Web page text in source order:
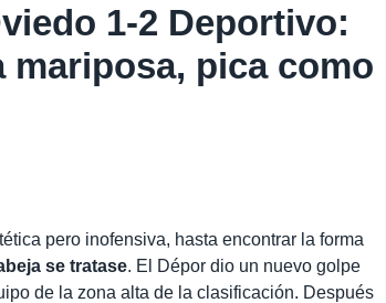
1-2 Deportivo:
mariposa, pica como
pero inofensiva, hasta encontrar la forma
se tratase. El Dépor dio un nuevo golpe
de la zona alta de la clasificación. Después